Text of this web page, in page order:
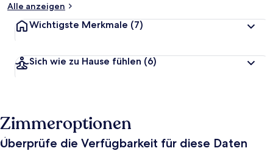
Alle anzeigen
Wichtigste Merkmale (7)
Sich wie zu Hause fühlen (6)
Zimmeroptionen
Überprüfe die Verfügbarkeit für diese Daten